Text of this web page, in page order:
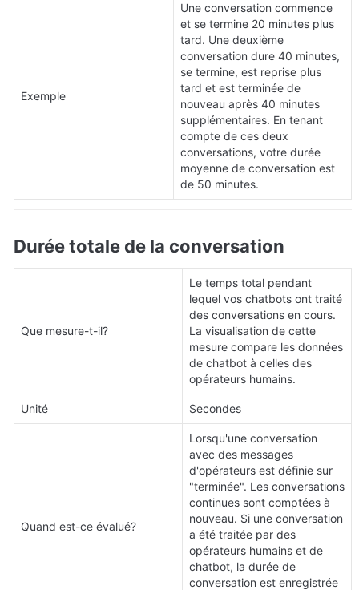
Exemple
Une conversation commence
et se termine 20 minutes plus
tard. Une deuxième
conversation dure 40 minutes,
se termine, est reprise plus
tard et est terminée de
nouveau après 40 minutes
supplémentaires. En tenant
compte de ces deux
conversations, votre durée
moyenne de conversation est
de 50 minutes.
Durée totale de la conversation
Que mesure-t-il?
Le temps total pendant
lequel vos chatbots ont traité
des conversations en cours.
La visualisation de cette
mesure compare les données
de chatbot à celles des
opérateurs humains.
Unité Secondes
Quand est-ce évalué?
Lorsqu'une conversation
avec des messages
d'opérateurs est définie sur
"terminée". Les conversations
continues sont comptées à
nouveau. Si une conversation
a été traitée par des
opérateurs humains et de
chatbot, la durée de
conversation est enregistrée